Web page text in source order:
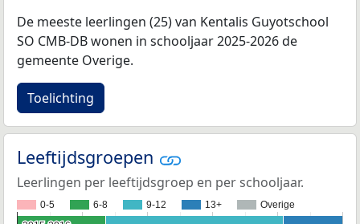
De meeste leerlingen (25) van Kentalis Guyotschool
SO CMB-DB wonen in schooljaar 2025-2026 de
gemeente Overige.
Toelichting
Leeftijdsgroepen
Leerlingen per leeftijdsgroep en per schooljaar.
0-5 6-8 9-12 13+ Overige